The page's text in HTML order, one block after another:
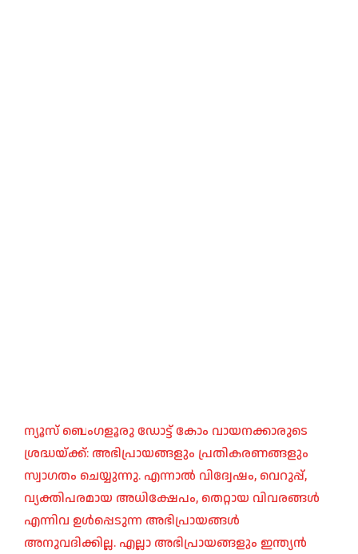
ന്യൂസ് ബെംഗളൂരു ഡോട്ട് കോം വായനക്കാരുടെ
ശ്രദ്ധയ്ക്ക്: അഭിപ്രായങ്ങളും പ്രതികരണങ്ങളും
സ്വാഗതം ചെയ്യുന്നു. എന്നാൽ വിദ്വേഷം, വെറുപ്പ്,
വ്യക്തിപരമായ അധിക്ഷേപം, തെറ്റായ വിവരങ്ങൾ
എന്നിവ ഉൾപ്പെടുന്ന അഭിപ്രായങ്ങൾ
അനുവദിക്കില്ല. എല്ലാ അഭിപ്രായങ്ങളും ഇന്ത്യൻ